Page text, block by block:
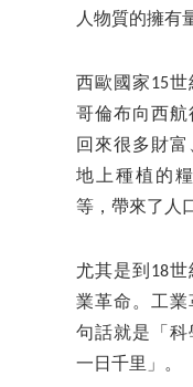
人物質的擁有
西歐國家15世
哥倫布向西
回來很多財
地上種植的
等，帶來了人
尤其是到18
業革命。工業
句話就是「科
一日千里」。